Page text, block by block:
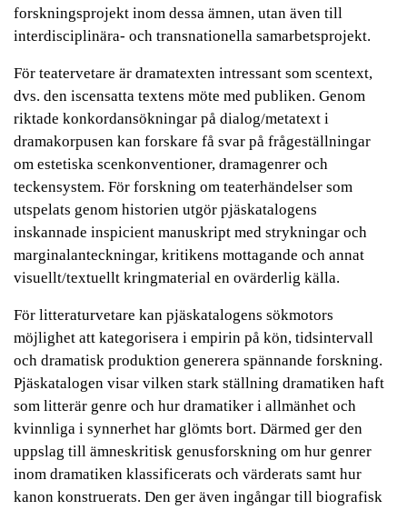
forskningsprojekt inom dessa ämnen, utan även till
interdisciplinära- och transnationella samarbetsprojekt.
För teatervetare är dramatexten intressant som scentext,
dvs. den iscensatta textens möte med publiken. Genom
riktade konkordansökningar på dialog/metatext i
dramakorpusen kan forskare få svar på frågeställningar
om estetiska scenkonventioner, dramagenrer och
teckensystem. För forskning om teaterhändelser som
utspelats genom historien utgör pjäskatalogens
inskannade inspicient manuskript med strykningar och
marginalanteckningar, kritikens mottagande och annat
visuellt/textuellt kringmaterial en ovärderlig källa.
För litteraturvetare kan pjäskatalogens sökmotors
möjlighet att kategorisera i empirin på kön, tidsintervall
och dramatisk produktion generera spännande forskning.
Pjäskatalogen visar vilken stark ställning dramatiken haft
som litterär genre och hur dramatiker i allmänhet och
kvinnliga i synnerhet har glömts bort. Därmed ger den
uppslag till ämneskritisk genusforskning om hur genrer
inom dramatiken klassificerats och värderats samt hur
kanon konstruerats. Den ger även ingångar till biografisk